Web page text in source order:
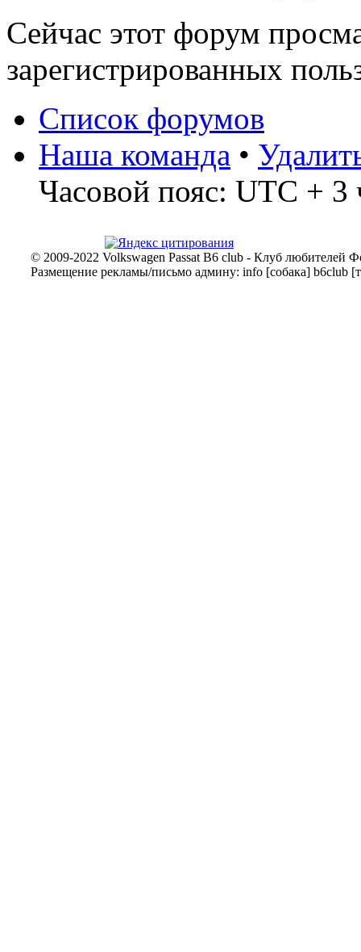
Сейчас этот форум
зарегистрированных
Список форумов
Наша команда •
Часовой пояс: UTC + 3
© 2009-2022 Volkswagen Passat B6 club - Клуб любителей
Размещение рекламы/письмо админу: info [собака] b6club